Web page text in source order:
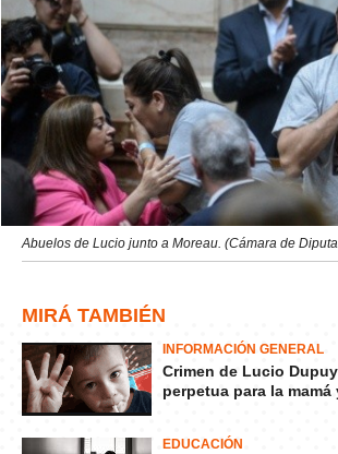
Abuelos de Lucio junto a Moreau. (Cámara de
MIRÁ TAMBIÉN
INFORMACIÓN GENERAL
Crimen de Lucio
perpetua para la
EDUCACIÓN